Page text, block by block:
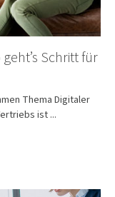
Schritt für
Thema Digitaler
ist ...